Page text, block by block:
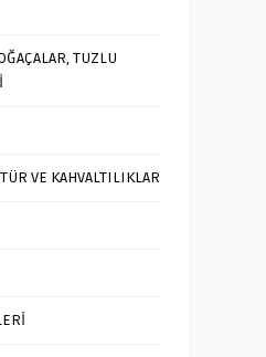
TUZLU
VE KAHVALTILIKLAR